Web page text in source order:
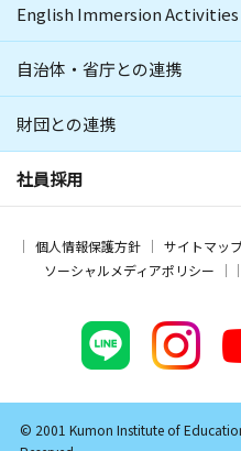
English Immersion Activities
自治体・省庁との連携
財団との連携
社員採用
個人情報保護方針 サイトマッ
ソーシャルメディアポリシー
© 2001 Kumon Institute of